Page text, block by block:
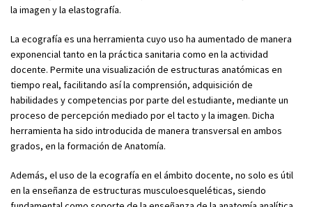
la imagen y la elastografía.
La ecografía es una herramienta cuyo uso ha aumentado de manera
exponencial tanto en la práctica sanitaria como en la actividad
docente. Permite una visualización de estructuras anatómicas en
tiempo real, facilitando así la comprensión, adquisición de
habilidades y competencias por parte del estudiante, mediante un
proceso de percepción mediado por el tacto y la imagen. Dicha
herramienta ha sido introducida de manera transversal en ambos
grados, en la formación de Anatomía.
Además, el uso de la ecografía en el ámbito docente, no solo es útil
en la enseñanza de estructuras musculoesqueléticas, siendo